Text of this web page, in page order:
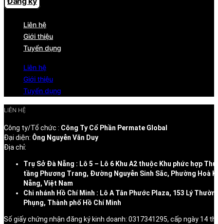
CÔNG TY
Liên hệ
Giới thiệu
Tuyển dụng
Liên hệ
Giới thiệu
Tuyển dụng
LIÊN HỆ
Công ty/Tổ chức : Công Ty Cổ Phần Permate Global
Đại diện: Ông Nguyễn Văn Duy
Địa chỉ:
Trụ Sở Đà Nẵng : Lô 5 – Lô 6 Khu A2 thuộc Khu phức hợp
tầng Phương Trang, Đường Nguyễn Sinh Sắc, Phường Hoà
Nẵng, Việt Nam
Chi nhánh Hồ Chí Minh : Lô A Tân Phước Plaza, 153 Lý
Phụng, Thành phố Hồ Chí Minh
Số giấy chứng nhận đăng ký kinh doanh: 0317341295, cấp ngày 14